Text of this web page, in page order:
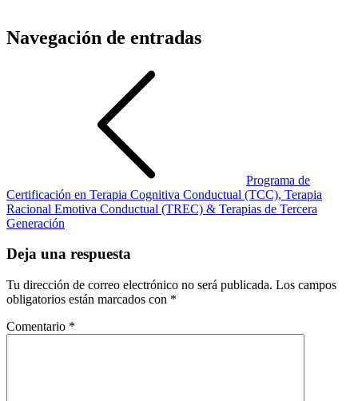
Navegación de entradas
Programa de
Certificación en Terapia Cognitiva Conductual (TCC), Terapia
Racional Emotiva Conductual (TREC) & Terapias de Tercera
Generación
Deja una respuesta
Tu dirección de correo electrónico no será publicada. Los campos
obligatorios están marcados con *
Comentario *